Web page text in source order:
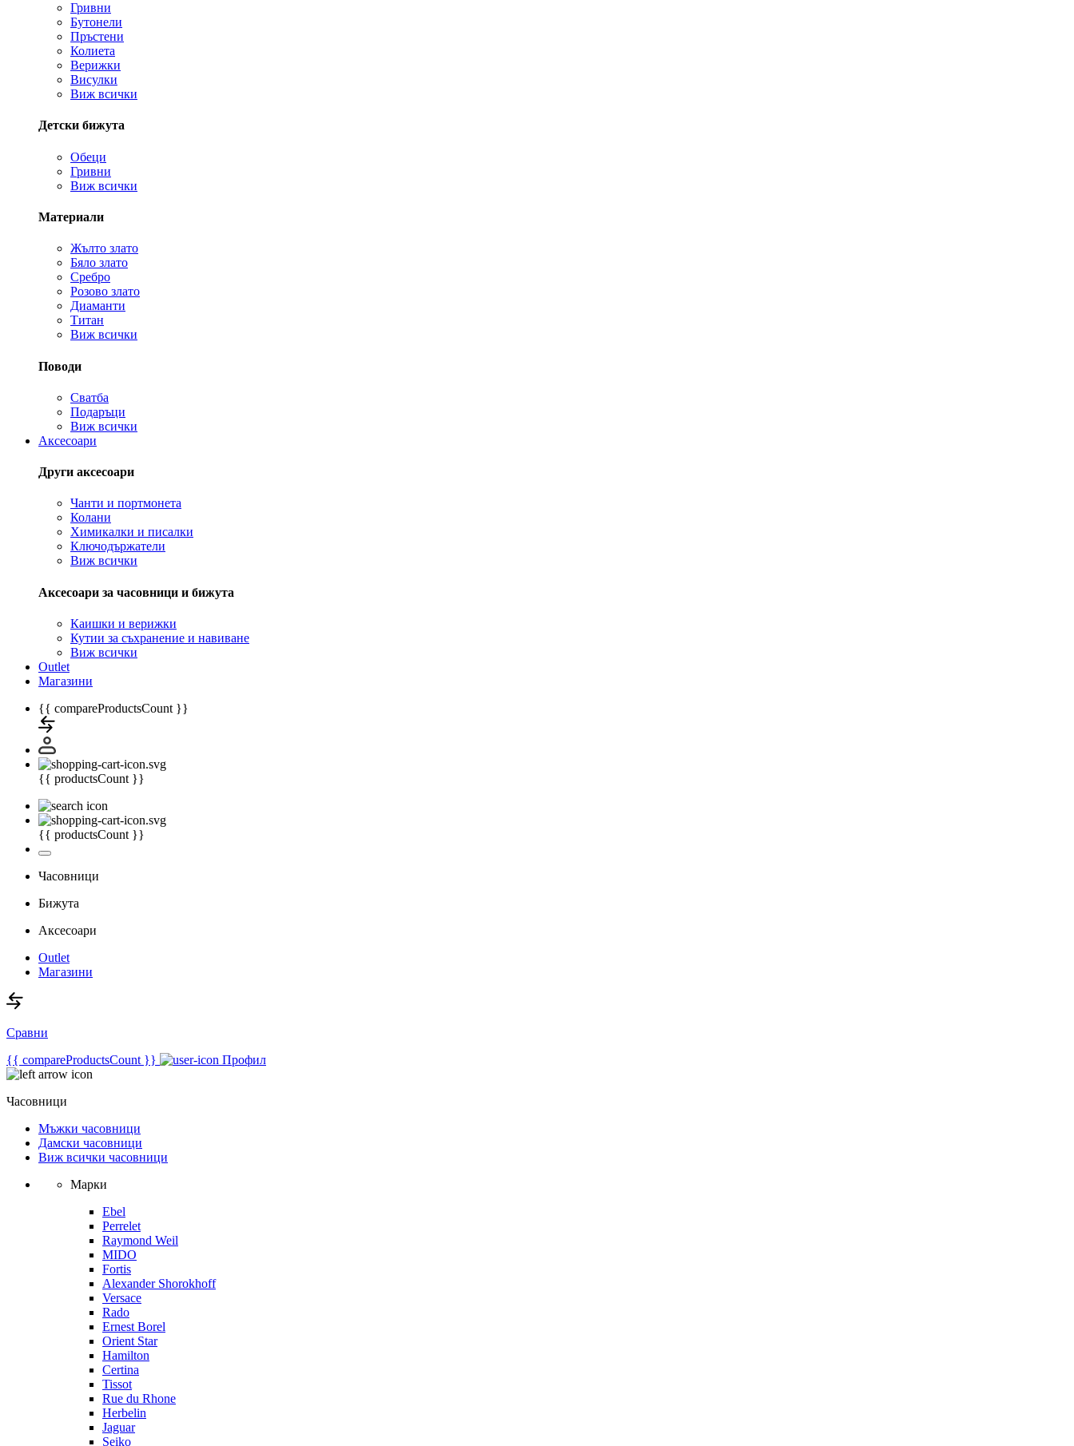
Гривни
Бутонели
Пръстени
Колиета
Верижки
Висулки
Виж всички
Детски бижута
Обеци
Гривни
Виж всички
Материали
Жълто злато
Бяло злато
Сребро
Розово злато
Диаманти
Титан
Виж всички
Поводи
Сватба
Подаръци
Виж всички
Аксесоари
Други аксесоари
Чанти и портмонета
Колани
Химикалки и писалки
Ключодържатели
Виж всички
Аксесоари за часовници и бижута
Каишки и верижки
Кутии за съхранение и навиване
Виж всички
Outlet
Магазини
{{ compareProductsCount }}
{{ productsCount }}
{{ productsCount }}
Часовници
Бижута
Аксесоари
Outlet
Магазини
Сравни
{{ compareProductsCount }}
Профил
Часовници
Мъжки часовници
Дамски часовници
Виж всички часовници
Марки
Ebel
Perrelet
Raymond Weil
MIDO
Fortis
Alexander Shorokhoff
Versace
Rado
Ernest Borel
Orient Star
Hamilton
Certina
Tissot
Rue du Rhone
Herbelin
Jaguar
Seiko